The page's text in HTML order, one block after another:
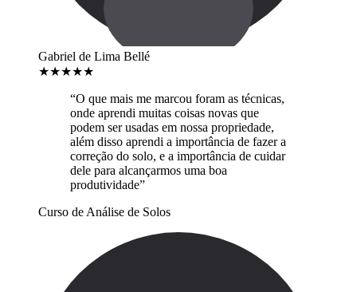
Gabriel de Lima Bellé
★★★★★
“O que mais me marcou foram as técnicas,
onde aprendi muitas coisas novas que
podem ser usadas em nossa propriedade,
além disso aprendi a importância de fazer a
correção do solo, e a importância de cuidar
dele para alcançarmos uma boa
produtividade”
Curso de Análise de Solos